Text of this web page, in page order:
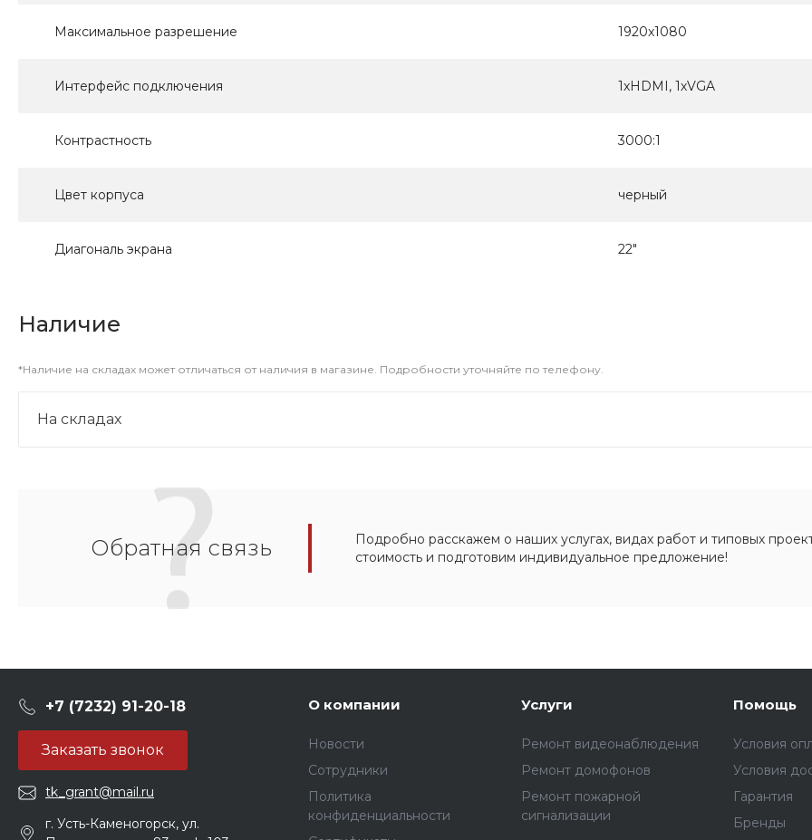
Максимальное разрешение 1920x1080
Интерфейс подключения 1хHDMI, 1хVGA
Контрастность 3000:1
Цвет корпуса черный
Диагональ экрана 22"
Наличие
*Наличие на складах может отличаться от наличия в магазине. Подробности уточняйте по телефону.
На складах
Обратная связь
Подробно расскажем о наших услугах, видах работ и типовых
стоимость и подготовим индивидуальное предложение!
+7 (7232) 91-20-18
Заказать звонок
tk_grant@mail.ru
г. Усть-Каменогорск, ул.
О компании
Новости
Сотрудники
Политика
конфиденциальности
Услуги
Ремонт видеонаблюдения
Ремонт домофонов
Ремонт пожарной
сигнализации
Помощь
Условия
Условия
Гарантия
Бренды